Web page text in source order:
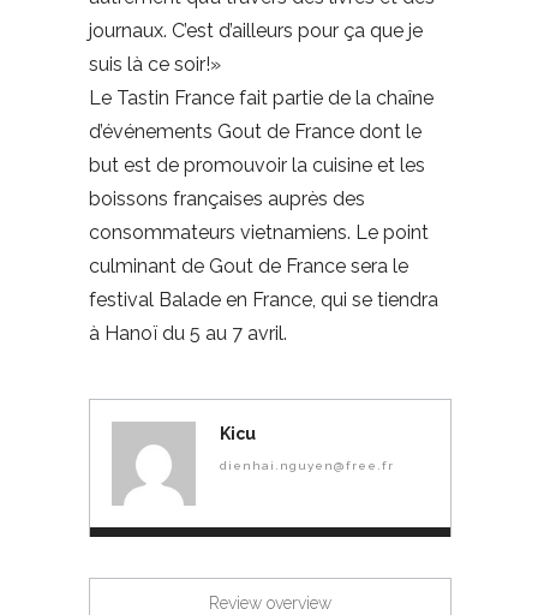
journaux. C’est d’ailleurs pour ça que je
suis là ce soir!»
Le Tastin France fait partie de la chaîne
d’événements Gout de France dont le
but est de promouvoir la cuisine et les
boissons françaises auprès des
consommateurs vietnamiens. Le point
culminant de Gout de France sera le
festival Balade en France, qui se tiendra
à Hanoï du 5 au 7 avril.
Kicu
dienhai.nguyen@free.fr
Review overview